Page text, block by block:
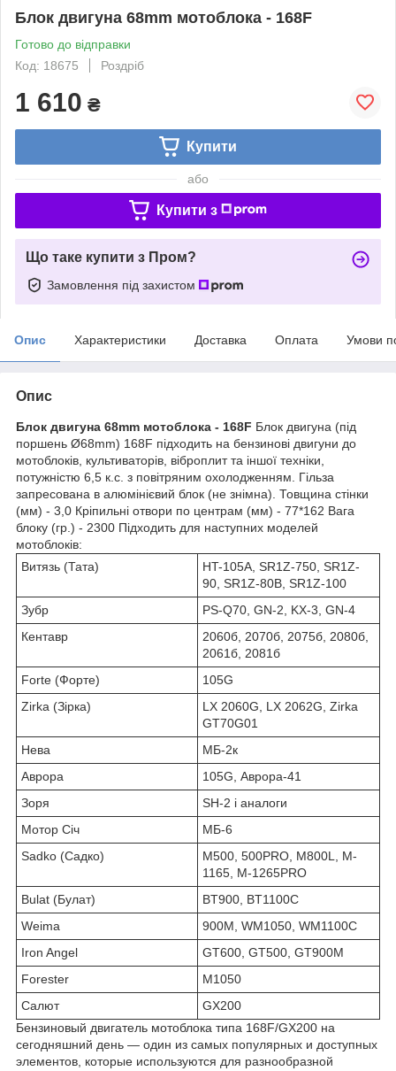
Блок двигуна 68mm мотоблока - 168F
Готово до відправки
Код: 18675
Роздріб
1 610 ₴
Купити
або
Купити з
Що таке купити з Пром?
Замовлення під захистом
Опис Характеристики Доставка Оплата Умови
Опис
Блок двигуна 68mm мотоблока - 168F Блок двигуна (під
поршень Ø68mm) 168F підходить на бензинові двигуни до
мотоблоків, культиваторів, віброплит та іншої техніки,
потужністю 6,5 к.с. з повітряним охолодженням. Гільза
запресована в алюмінієвий блок (не знімна). Товщина стінки
(мм) - 3,0 Кріпильні отвори по центрам (мм) - 77*162 Вага
блоку (гр.) - 2300 Підходить для наступних моделей
мотоблоків:
Витязь (Тата)
HT-105A, SR1Z-750, SR1Z-
90, SR1Z-80B, SR1Z-100
Зубр
PS-Q70, GN-2, KX-3, GN-4
Кентавр
2060б, 2070б, 2075б, 2080б,
2061б, 2081б
Forte (Форте)
105G
Zirka (Зірка)
LX 2060G, LX 2062G, Zirka
GT70G01
Нева
МБ-2к
Аврора
105G, Аврора-41
Зоря
SH-2 і аналоги
Мотор Січ
МБ-6
Sadko (Садко)
M500, 500PRO, M800L, M-
1165, M-1265PRO
Bulat (Булат)
BT900, BT1100C
Weima
900M, WM1050, WM1100C
Iron Angel
GT600, GT500, GT900M
Forester
M1050
Салют
GX200
Бензиновый двигатель мотоблока типа 168F/GX200 на
сегодняшний день — один из самых популярных и доступных
элементов, которые используются для разнообразной